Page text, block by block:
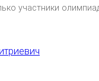
участники